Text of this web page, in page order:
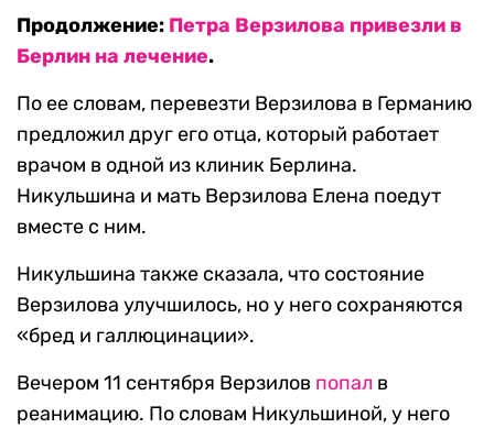
Продолжение: Петра Верзилова привезли в
Берлин на лечение.
По ее словам, перевезти Верзилова в Германию
предложил друг его отца, который работает
врачом в одной из клиник Берлина.
Никульшина и мать Верзилова Елена поедут
вместе с ним.
Никульшина также сказала, что состояние
Верзилова улучшилось, но у него сохраняются
«бред и галлюцинации».
Вечером 11 сентября Верзилов попал в
реанимацию. По словам Никульшиной, у него